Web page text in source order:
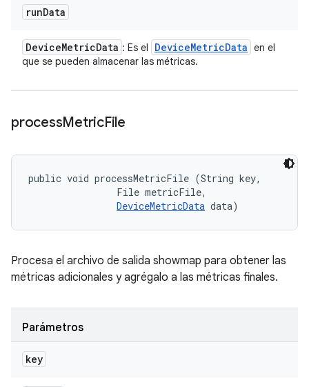
runData
DeviceMetricData : Es el DeviceMetricData en el
que se pueden almacenar las métricas.
processMetricFile
public void processMetricFile (String key,
                File metricFile,
DeviceMetricData data)
Procesa el archivo de salida showmap para obtener las
métricas adicionales y agrégalo a las métricas finales.
Parámetros
key